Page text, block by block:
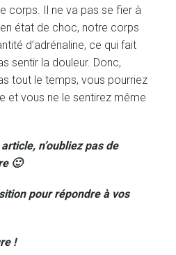
corps. Il ne va pas se fier à
état de choc, notre corps
d’adrénaline, ce qui fait
sentir la douleur. Donc,
tout le temps, vous pourriez
et vous ne le sentirez même
n’oubliez pas de
🙂
pour répondre à vos
!